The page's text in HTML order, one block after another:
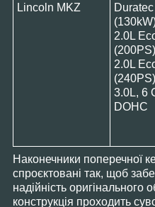
Lincoln MKZ
2.0L
2.0L
3.0L, 6
DOHC
Наконечники поперечної
спроєктовані так, щоб
надійність
конструкція проходить